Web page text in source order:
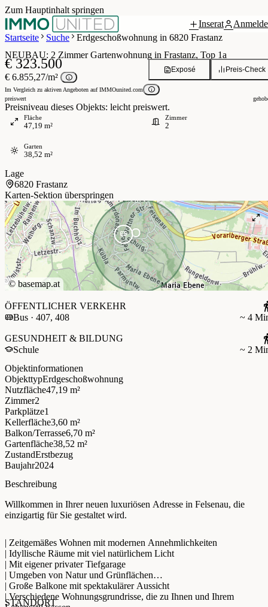
Zum Hauptinhalt springen
Inserat
Startseite
Suche Erdgeschoßwohnung in 6820 Frastanz
Grundriss
NEUBAU: 2 Zimmer Gartenwohnung in Frastanz, Top 1a
€ 323.500
€ 6.855,27/m²
Im Vergleich zu aktiven Angeboten auf IMMOunited.com
preiswert
Preisniveau dieses Objekts: leicht preiswert.
Preis-Check
Exposé
Fläche
47,19 m²
Zimmer
2
Garten
38,52 m²
Lage
6820 Frastanz
Karten-Sektion überspringen
© basemap.at
ÖFFENTLICHER VERKEHR
Bus · 407, 408
~ 4
GESUNDHEIT & BILDUNG
Schule
~ 2
Objektinformationen
ObjekttypErdgeschoßwohnung
Nutzfläche47,19 m²
Zimmer2
Parkplätze1
Kellerfläche3,60 m²
Balkon/Terrasse6,70 m²
Gartenfläche38,52 m²
ZustandErstbezug
Baujahr2024
Beschreibung
Willkommen in Ihrer neuen luxuriösen Adresse in Felsenau, die
einzigartig für Sie gestaltet wird.
| Zeitgemäßes Wohnen mit modernen Annehmlichkeiten
| Idyllische Räume mit viel natürlichem Licht
| Mit eigener privater Tiefgarage
| Umgeben von Natur und Grünflächen
| Große Balkone mit spektakulärer Aussicht
| Verschiedene Wohnungsgrundrisse, die zu Ihnen und Ihrem
STANDORT